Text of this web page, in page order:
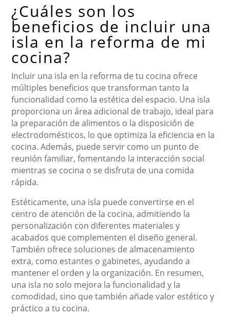
¿Cuáles son los
beneficios de incluir una
isla en la reforma de mi
cocina?
Incluir una isla en la reforma de tu cocina ofrece
múltiples beneficios que transforman tanto la
funcionalidad como la estética del espacio. Una isla
proporciona un área adicional de trabajo, ideal para
la preparación de alimentos o la disposición de
electrodomésticos, lo que optimiza la eficiencia en la
cocina. Además, puede servir como un punto de
reunión familiar, fomentando la interacción social
mientras se cocina o se disfruta de una comida
rápida.
Estéticamente, una isla puede convertirse en el
centro de atención de la cocina, admitiendo la
personalización con diferentes materiales y
acabados que complementen el diseño general.
También ofrece soluciones de almacenamiento
extra, como estantes o gabinetes, ayudando a
mantener el orden y la organización. En resumen,
una isla no solo mejora la funcionalidad y la
comodidad, sino que también añade valor estético y
práctico a tu cocina.